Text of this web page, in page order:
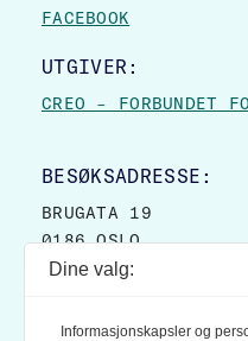
FACEBOOK
UTGIVER:
CREO – FORBUNDET
BESØKSADRESSE:
BRUGATA 19
0186 OSLO
POSTBOKS 9007
Dine valg:
Informasjonskapsler og